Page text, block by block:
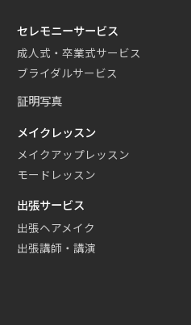
セレモニーサービス
成人式・卒業式サービス
ブライダルサービス
証明写真
メイクレッスン
メイクアップレッスン
モードレッスン
出張サービス
出張ヘアメイク
出張講師・講演